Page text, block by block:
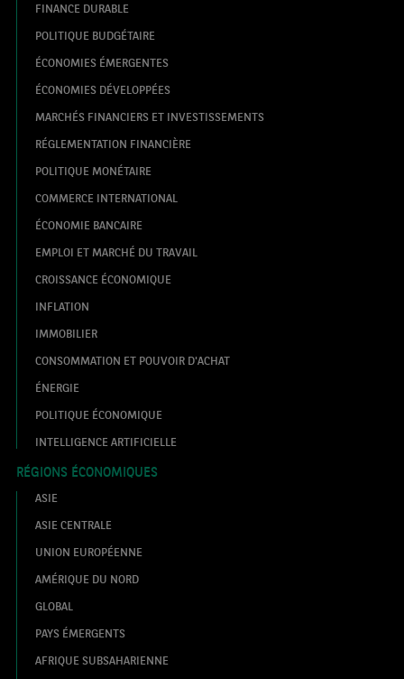
FINANCE DURABLE
POLITIQUE BUDGÉTAIRE
ÉCONOMIES ÉMERGENTES
ÉCONOMIES DÉVELOPPÉES
MARCHÉS FINANCIERS ET INVESTISSEMENTS
RÉGLEMENTATION FINANCIÈRE
POLITIQUE MONÉTAIRE
COMMERCE INTERNATIONAL
ÉCONOMIE BANCAIRE
EMPLOI ET MARCHÉ DU TRAVAIL
CROISSANCE ÉCONOMIQUE
INFLATION
IMMOBILIER
CONSOMMATION ET POUVOIR D'ACHAT
ÉNERGIE
POLITIQUE ÉCONOMIQUE
INTELLIGENCE ARTIFICIELLE
RÉGIONS ÉCONOMIQUES
ASIE
ASIE CENTRALE
UNION EUROPÉENNE
AMÉRIQUE DU NORD
GLOBAL
PAYS ÉMERGENTS
AFRIQUE SUBSAHARIENNE